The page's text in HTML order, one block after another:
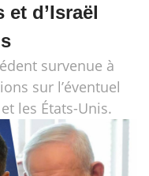
et d’Israël
survenue à
sur l’éventuel
les États-Unis.